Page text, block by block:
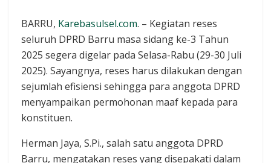
BARRU, Karebasulsel.com. – Kegiatan reses
seluruh DPRD Barru masa sidang ke-3 Tahun
2025 segera digelar pada Selasa-Rabu (29-30 Juli
2025). Sayangnya, reses harus dilakukan dengan
sejumlah efisiensi sehingga para anggota DPRD
menyampaikan permohonan maaf kepada para
konstituen.
Herman Jaya, S.Pi., salah satu anggota DPRD
Barru, mengatakan reses yang disepakati dalam